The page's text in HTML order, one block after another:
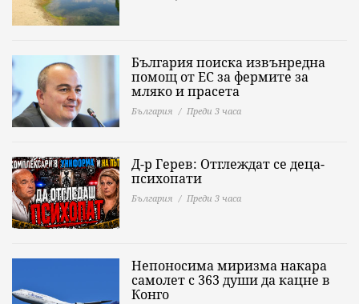
България поиска извънредна
помощ от ЕС за фермите за
мляко и прасета
България Преди 3 часа
Д-р Герев: Отглеждат се деца-
психопати
България Преди 3 часа
Непоносима миризма накара
самолет с 363 души да кацне в
Конго